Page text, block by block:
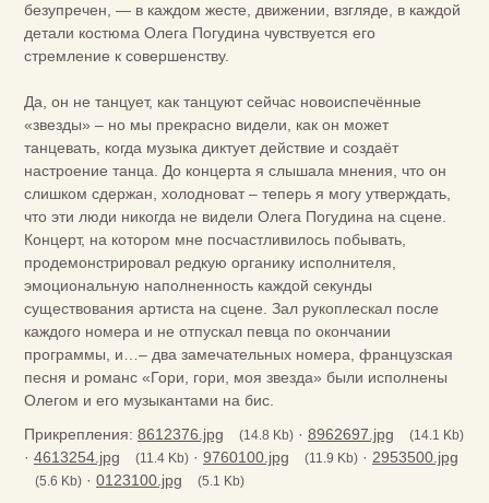
безупречен, — в каждом жесте, движении, взгляде, в каждой
детали костюма Олега Погудина чувствуется его
стремление к совершенству.
Да, он не танцует, как танцуют сейчас новоиспечённые
«звезды» – но мы прекрасно видели, как он может
танцевать, когда музыка диктует действие и создаёт
настроение танца. До концерта я слышала мнения, что он
слишком сдержан, холодноват – теперь я могу утверждать,
что эти люди никогда не видели Олега Погудина на сцене.
Концерт, на котором мне посчастливилось побывать,
продемонстрировал редкую органику исполнителя,
эмоциональную наполненность каждой секунды
существования артиста на сцене. Зал рукоплескал после
каждого номера и не отпускал певца по окончании
программы, и…– два замечательных номера, французская
песня и романс «Гори, гори, моя звезда» были исполнены
Олегом и его музыкантами на бис.
Прикрепления: 8612376.jpg (14.8 Kb) · 8962697.jpg (14.1 Kb)
· 4613254.jpg (11.4 Kb) · 9760100.jpg (11.9 Kb) · 2953500.jpg
(5.6 Kb) · 0123100.jpg (5.1 Kb)